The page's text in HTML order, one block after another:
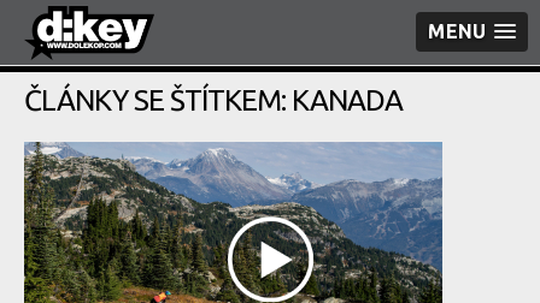
MENU
ČLÁNKY SE ŠTÍTKEM: KANADA